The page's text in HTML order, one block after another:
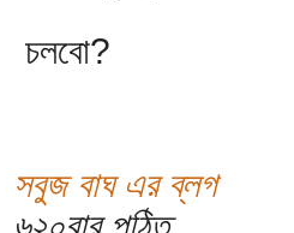
চলবো?
সবুজ বাঘ এর ব্লগ